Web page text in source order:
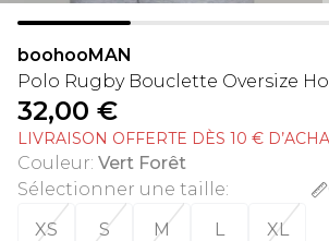
boohooMAN
Polo Rugby Bouclette Oversize
32,00 €
LIVRAISON OFFERTE DÈS 10 €
Couleur: Vert Forêt
Sélectionner une taille:
XS
S M L XL